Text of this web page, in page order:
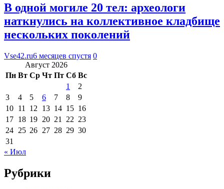
В одной могиле 20 тел: археологи
наткнулись на коллективное кладбище
нескольких поколений
Vse42.ru6 месяцев спустя 0
Август 2026
Пн Вт Ср Чт Пт Сб Вс
1
2
3
4 5 6 7 8
9
10 11 12 13 14 15 16
17 18 19 20 21 22 23
24 25 26 27 28 29 30
31
« Июл
Рубрики